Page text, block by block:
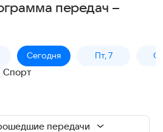
передач –
Сегодня Пт, 7
Спорт
передачи